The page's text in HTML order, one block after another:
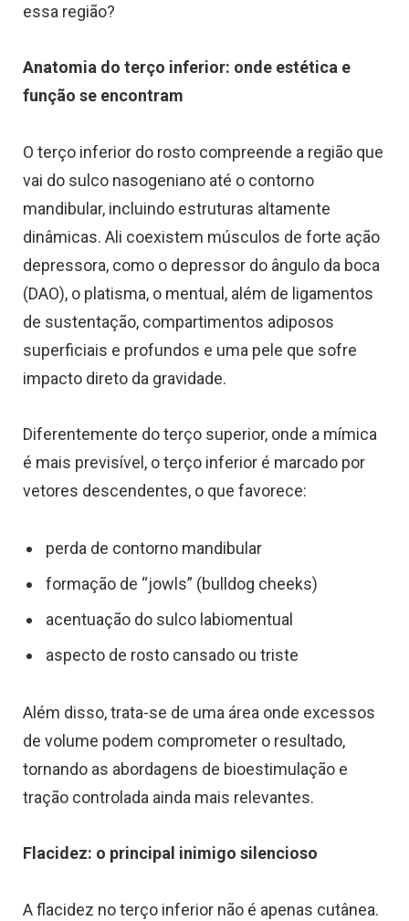
essa região?
Anatomia do terço inferior: onde estética e
função se encontram
O terço inferior do rosto compreende a região que
vai do sulco nasogeniano até o contorno
mandibular, incluindo estruturas altamente
dinâmicas. Ali coexistem músculos de forte ação
depressora, como o depressor do ângulo da boca
(DAO), o platisma, o mentual, além de ligamentos
de sustentação, compartimentos adiposos
superficiais e profundos e uma pele que sofre
impacto direto da gravidade.
Diferentemente do terço superior, onde a mímica
é mais previsível, o terço inferior é marcado por
vetores descendentes, o que favorece:
perda de contorno mandibular
formação de “jowls” (bulldog cheeks)
acentuação do sulco labiomentual
aspecto de rosto cansado ou triste
Além disso, trata-se de uma área onde excessos
de volume podem comprometer o resultado,
tornando as abordagens de bioestimulação e
tração controlada ainda mais relevantes.
Flacidez: o principal inimigo silencioso
A flacidez no terço inferior não é apenas cutânea.